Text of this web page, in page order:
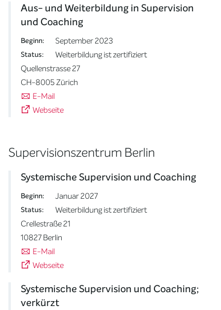
Aus- und Weiterbildung in Supervision
und Coaching
Beginn: September 2023
Status:
Weiterbildung ist zertifiziert
Quellenstrasse 27
CH-8005 Zürich
E-Mail
Webseite
Supervisionszentrum Berlin
Systemische Supervision und Coaching
Beginn: Januar 2027
Status:
Weiterbildung ist zertifiziert
Crellestraße 21
10827 Berlin
E-Mail
Webseite
Systemische Supervision und Coaching;
verkürzt